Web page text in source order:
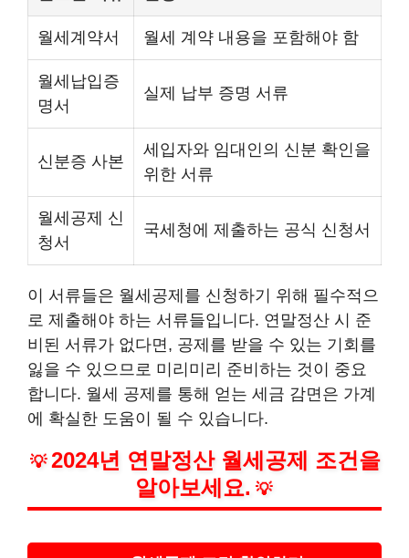
월세계약서 월세 계약 내용을 포함해야 함
월세납입증
명서
실제 납부 증명 서류
신분증 사본
세입자와 임대인의 신분 확인을
위한 서류
월세공제 신
청서
국세청에 제출하는 공식 신청서
이 서류들은 월세공제를 신청하기 위해 필수적으
로 제출해야 하는 서류들입니다. 연말정산 시 준
비된 서류가 없다면, 공제를 받을 수 있는 기회를
잃을 수 있으므로 미리미리 준비하는 것이 중요
합니다. 월세 공제를 통해 얻는 세금 감면은 가계
에 확실한 도움이 될 수 있습니다.
💡 2024년 연말정산 월세공제 조건을
알아보세요. 💡